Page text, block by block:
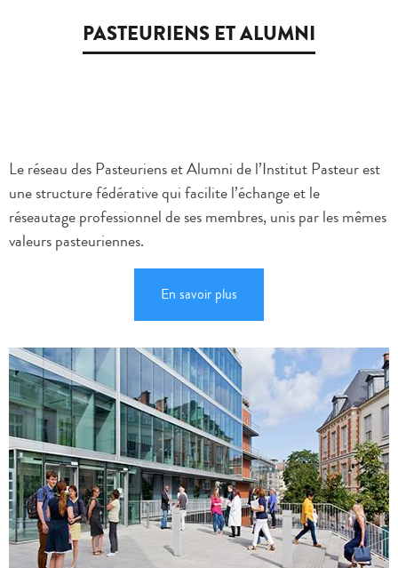
PASTEURIENS ET ALUMNI
Le réseau des Pasteuriens et Alumni de l’Institut Pasteur est
une structure fédérative qui facilite l’échange et le
réseautage professionnel de ses membres, unis par les mêmes
valeurs pasteuriennes.
En savoir plus